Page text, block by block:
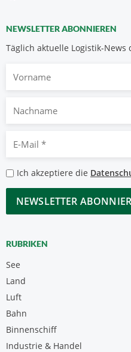
NEWSLETTER ABONNIEREN
Täglich aktuelle Logistik-News
Nachname
Mail
*
*
Ich akzeptiere die
CAPTCHA
RUBRIKEN
See
Land
Luft
Bahn
Binnenschiff
Industrie & Handel